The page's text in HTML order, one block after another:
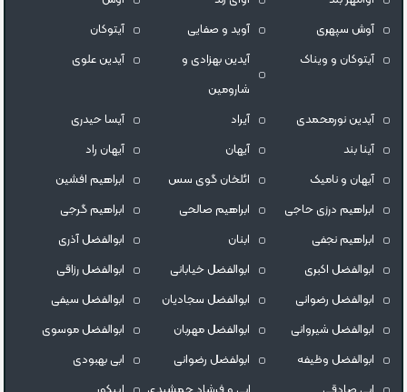
آوش سپهری
آوید و صفایی
آیتوکان
آیتوکان و ویناک
آیدین بهزادی و
شارومین
آیدین علوی
آیدین نورمحمدی آیراد
آیسا حیدری
آینا بند
آیهان
آیهان راد
آیهان و نامیک
ائلخان گوی سس
ابراهیم افشین
ابراهیم درزی حاجی
ابراهیم صالحی
ابراهیم گرجی
ابراهیم نجفی
ابنان
ابوالفضل آذری
ابوالفضل اکبری
ابوالفضل خیابانی
ابوالفضل رزاقی
ابوالفضل رضوانی
ابوالفضل سجادیان
ابوالفضل سیفی
ابوالفضل شیروانی
ابوالفضل مهربان
ابوالفضل موسوی
ابوالفضل وظیفه
ابولفضل رضوانی
ابی بهبودی